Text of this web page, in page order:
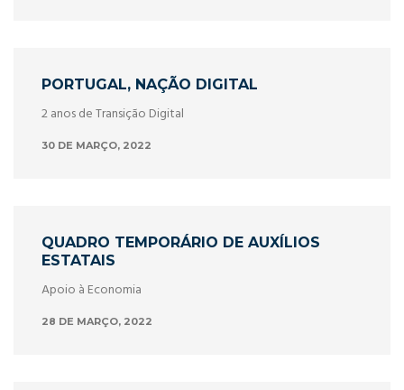
PORTUGAL, NAÇÃO DIGITAL
2 anos de Transição Digital
30 DE MARÇO, 2022
QUADRO TEMPORÁRIO DE AUXÍLIOS
ESTATAIS
Apoio à Economia
28 DE MARÇO, 2022